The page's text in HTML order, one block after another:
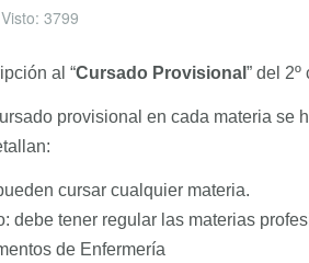
Visto: 3799
al “Cursado Provisional ” del
provisional en cada materia se
cursar cualquier materia.
debe tener regular las materias
de Enfermería